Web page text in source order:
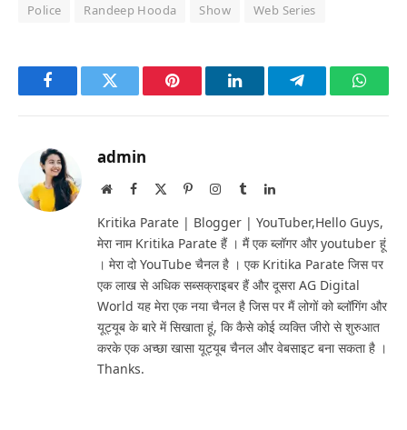
Police
Randeep Hooda Show Web Series
FacebookTwitter Pinterest LinkedInTelegram
admin
WebsiteFacebook PinterestInstagram
TumblrLinkedIn
Kritika Parate | Blogger | YouTuber,Hello Guys,
मेरा नाम Kritika Parate हैं । मैं एक ब्लॉगर और youtuber हूं
। मेरा दो YouTube चैनल है । एक Kritika Parate जिस पर
एक लाख से अधिक सब्सक्राइबर हैं और दूसरा AG Digital
World यह मेरा एक नया चैनल है जिस पर मैं लोगों को ब्लॉगिंग और
यूट्यूब के बारे में सिखाता हूं, कि कैसे कोई व्यक्ति जीरो से शुरुआत
करके एक अच्छा खासा यूट्यूब चैनल और वेबसाइट बना सकता है ।
Thanks.